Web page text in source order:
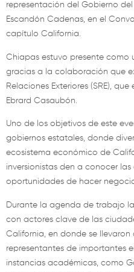
representación del Gobierno
Escandón Cadenas, en el
capítulo California.
Chiapas estuvo presente como
gracias a la colaboración que
Relaciones Exteriores (SRE),
Ebrard Casaubón.
Uno de los objetivos de este
gobiernos estatales, donde
ecosistema económico de
inversionistas den a conocer
oportunidades de hacer
Durante la agenda de trabajo
con actores clave de las
California, en donde se
representantes de importantes
instancias académicas, como